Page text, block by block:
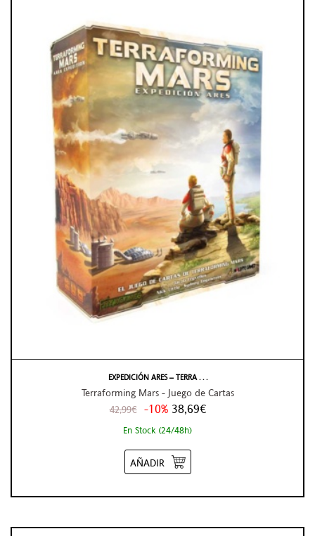
EXPEDICIÓN ARES – TERRA . . .
Terraforming Mars - Juego de Cartas
42,99€ -10% 38,69€
En Stock (24/48h)
AÑADIR